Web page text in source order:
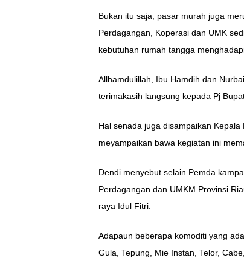
Bukan itu saja, pasar murah juga
Perdagangan, Koperasi dan UMK
kebutuhan rumah tangga
Allhamdulillah, Ibu Hamdih dan
terimakasih langsung kepada Pj
Hal senada juga disampaikan
meyampaikan bawa kegiatan ini
Dendi menyebut selain Pemda
Perdagangan dan UMKM Provinsi
raya Idul Fitri.
Adapaun beberapa komoditi yang
Gula, Tepung, Mie Instan, Telor,